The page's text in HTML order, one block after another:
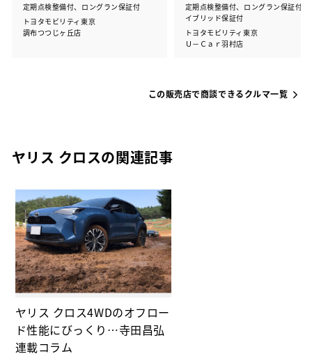
定期点検整備付、ロングラン保証付
トヨタモビリティ東京
調布つつじヶ丘店
定期点検整備付、ロングラン保証付、
イブリッド保証付
トヨタモビリティ東京
Ｕ－Ｃａｒ羽村店
この販売店で商談できるクルマ一覧
ヤリス クロスの関連記事
ヤリス クロス4WDのオフロー
ド性能にびっくり…寺田昌弘
連載コラム